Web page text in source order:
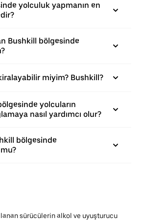
yolculuk yapmanın en
Bushkill bölgesinde
miyim? Bushkill?
yolcuların
nasıl yardımcı olur?
bölgesinde
sürücülerin alkol ve uyuşturucu